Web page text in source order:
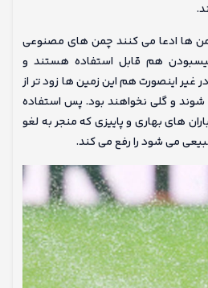
چمن ها ادعا می کنند چمن های مصنوعی
هم قابل استفاده هستند و
اینصورت هم این زمین ها زود تر از
و گلی نخواهند بود. پس استفاده
های بهاری و پاییزی که منجر به لغو
می شود را رفع می کند.